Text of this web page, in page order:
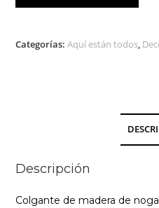
cantidad
Categorías:Aquí están todos,
Descripción
Colgante de madera de